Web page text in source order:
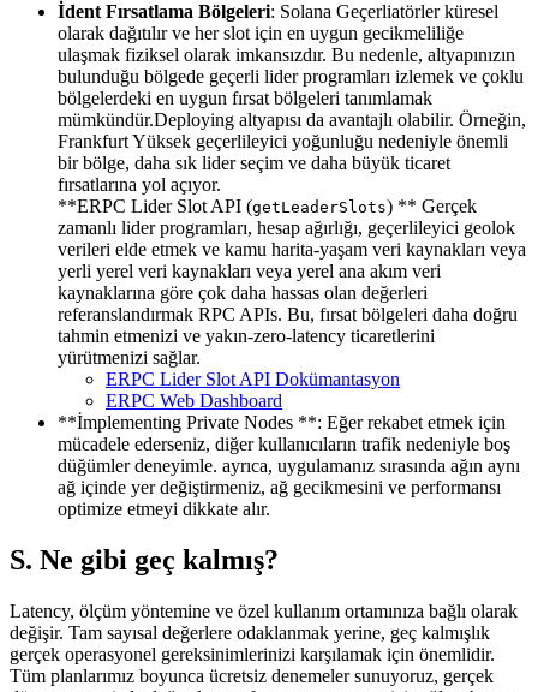
İdent Fırsatlama Bölgeleri: Solana Geçerliatörler küresel
olarak dağıtılır ve her slot için en uygun gecikmeliliğe
ulaşmak fiziksel olarak imkansızdır. Bu nedenle, altyapınızın
bulunduğu bölgede geçerli lider programları izlemek ve çoklu
bölgelerdeki en uygun fırsat bölgeleri tanımlamak
mümkündür.Deploying altyapısı da avantajlı olabilir. Örneğin,
Frankfurt Yüksek geçerlileyici yoğunluğu nedeniyle önemli
bir bölge, daha sık lider seçim ve daha büyük ticaret
fırsatlarına yol açıyor.
**ERPC Lider Slot API (getLeaderSlots) ** Gerçek
zamanlı lider programları, hesap ağırlığı, geçerlileyici geolok
verileri elde etmek ve kamu harita-yaşam veri kaynakları veya
yerli yerel veri kaynakları veya yerel ana akım veri
kaynaklarına göre çok daha hassas olan değerleri
referanslandırmak RPC APIs. Bu, fırsat bölgeleri daha doğru
tahmin etmenizi ve yakın-zero-latency ticaretlerini
yürütmenizi sağlar.
ERPC Lider Slot API Dokümantasyon
ERPC Web Dashboard
**İmplementing Private Nodes **: Eğer rekabet etmek için
mücadele ederseniz, diğer kullanıcıların trafik nedeniyle boş
düğümler deneyimle. ayrıca, uygulamanız sırasında ağın aynı
ağ içinde yer değiştirmeniz, ağ gecikmesini ve performansı
optimize etmeyi dikkate alır.
S. Ne gibi geç kalmış?
Latency, ölçüm yöntemine ve özel kullanım ortamınıza bağlı olarak
değişir. Tam sayısal değerlere odaklanmak yerine, geç kalmışlık
gerçek operasyonel gereksinimlerinizi karşılamak için önemlidir.
Tüm planlarımız boyunca ücretsiz denemeler sunuyoruz, gerçek